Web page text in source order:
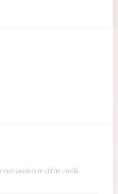
non perderti le ultime novità.